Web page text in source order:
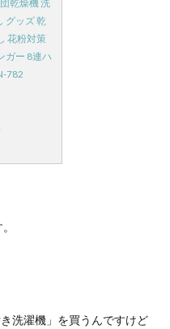
乾燥機 洗
グッズ 乾
花粉対策
ガー 8連ハ
782
洗濯機」を買うんですけど